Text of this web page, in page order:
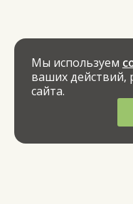
Мы используем
ваших действий,
сайта.